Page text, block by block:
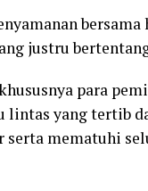
justru
para
yang tertib
mematuhi